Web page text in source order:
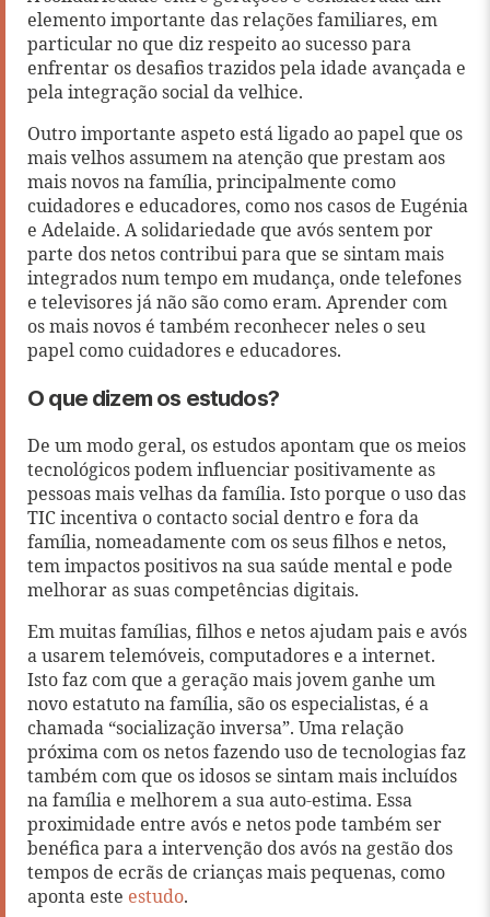
elemento importante das relações familiares, em
particular no que diz respeito ao sucesso para
enfrentar os desafios trazidos pela idade avançada e
pela integração social da velhice.
Outro importante aspeto está ligado ao papel que os
mais velhos assumem na atenção que prestam aos
mais novos na família, principalmente como
cuidadores e educadores, como nos casos de Eugénia
e Adelaide. A solidariedade que avós sentem por
parte dos netos contribui para que se sintam mais
integrados num tempo em mudança, onde telefones
e televisores já não são como eram. Aprender com
os mais novos é também reconhecer neles o seu
papel como cuidadores e educadores.
O que dizem os estudos?
De um modo geral, os estudos apontam que os meios
tecnológicos podem influenciar positivamente as
pessoas mais velhas da família. Isto porque o uso das
TIC incentiva o contacto social dentro e fora da
família, nomeadamente com os seus filhos e netos,
tem impactos positivos na sua saúde mental e pode
melhorar as suas competências digitais.
Em muitas famílias, filhos e netos ajudam pais e avós
a usarem telemóveis, computadores e a internet.
Isto faz com que a geração mais jovem ganhe um
novo estatuto na família, são os especialistas, é a
chamada “socialização inversa”. Uma relação
próxima com os netos fazendo uso de tecnologias faz
também com que os idosos se sintam mais incluídos
na família e melhorem a sua auto-estima. Essa
proximidade entre avós e netos pode também ser
benéfica para a intervenção dos avós na gestão dos
tempos de ecrãs de crianças mais pequenas, como
aponta este estudo.